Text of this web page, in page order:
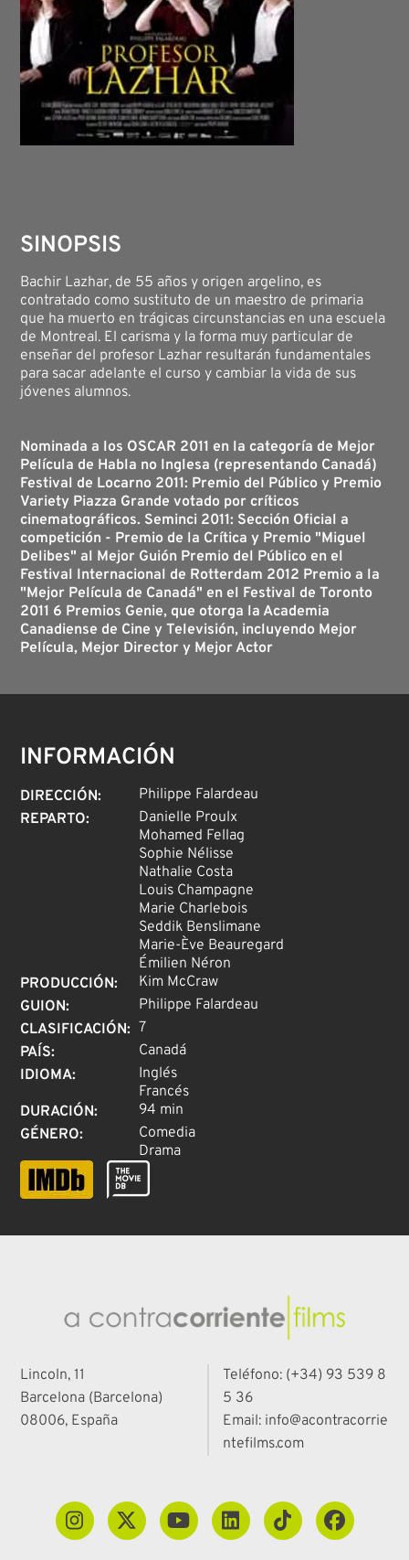
SINOPSIS
Bachir Lazhar, de 55 años y origen argelino, es
contratado como sustituto de un maestro de primaria
que ha muerto en trágicas circunstancias en una escuela
de Montreal. El carisma y la forma muy particular de
enseñar del profesor Lazhar resultarán fundamentales
para sacar adelante el curso y cambiar la vida de sus
jóvenes alumnos.
Nominada a los OSCAR 2011 en la categoría de Mejor
Película de Habla no Inglesa (representando Canadá)
Festival de Locarno 2011: Premio del Público y Premio
Variety Piazza Grande votado por críticos
cinematográficos. Seminci 2011: Sección Oficial a
competición - Premio de la Crítica y Premio "Miguel
Delibes" al Mejor Guión Premio del Público en el
Festival Internacional de Rotterdam 2012 Premio a la
"Mejor Película de Canadá" en el Festival de Toronto
2011 6 Premios Genie, que otorga la Academia
Canadiense de Cine y Televisión, incluyendo Mejor
Película, Mejor Director y Mejor Actor
INFORMACIÓN
DIRECCIÓN:
Philippe Falardeau
REPARTO:
Danielle Proulx
Mohamed Fellag
Sophie Nélisse
Nathalie Costa
Louis Champagne
Marie Charlebois
Seddik Benslimane
Marie-Ève Beauregard
Émilien Néron
PRODUCCIÓN:
Kim McCraw
GUION:
Philippe Falardeau
CLASIFICACIÓN: 7
PAÍS:
Canadá
IDIOMA:
Inglés
Francés
DURACIÓN:
94 min
GÉNERO:
Comedia
Drama
Lincoln, 11
Barcelona (Barcelona)
08006, España
Teléfono: (+34) 93 539 8
5 36
Email: info@acontracorrie
ntefilms.com